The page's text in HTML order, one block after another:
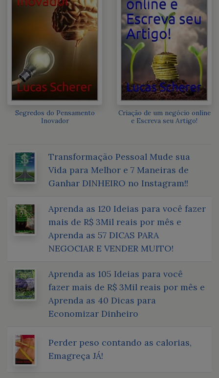
Segredos do Pensamento
Inovador
Criação de um negócio online
e Escreva seu Artigo!
Transformação Pessoal Mude sua
Vida para Melhor e 7 Maneiras de
Ganhar DINHEIRO no Instagram!!
Aprenda as 120 Ideias para você fazer
mais de R$ 3Mil reais por mês e
Aprenda as 57 DICAS PARA
NEGOCIAR E VENDER MUITO!
Aprenda as 105 Ideias para você
fazer mais de R$ 3Mil reais por mês e
Aprenda as 40 Dicas para
Economizar Dinheiro
Perder peso contando as calorias,
Emagreça JÁ!